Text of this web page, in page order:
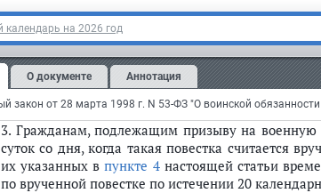
календарь на 2026 год
О документе Аннотация
на воинском учете" (далее - Реестр
подписью военного комиссара. Указанное
государственных и муниципальных услуг
государственное управление в области
исполнительной власти, осуществляющий
нормативно-правовому регулированию в сфере
3. Гражданам, подлежащим призыву на военную
суток со дня, когда такая повестка считается
их указанных впункте 4настоящей статьи
по врученной повестке по истечении 20